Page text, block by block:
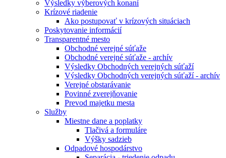
Výsledky výberových konaní
Krízové riadenie
Ako postupovať v krízových situáciach
Poskytovanie informácií
Transparentné mesto
Obchodné verejné súťaže
Obchodné verejné súťaže - archív
Výsledky Obchodných verejných súťaží
Výsledky Obchodných verejných súťaží - archív
Verejné obstarávanie
Povinné zverejňovanie
Prevod majetku mesta
Služby
Miestne dane a poplatky
Tlačivá a formuláre
Výšky sadzieb
Odpadové hospodárstvo